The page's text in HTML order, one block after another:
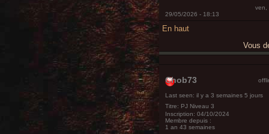
ven,
29/05/2026 - 18:13
En haut
Vous
Chob73
Last seen: il y a 3 semaines 5 jours
Titre: PJ Niveau 3
Inscription: 04/10/2024
Membre depuis :
1 an 43 semaines